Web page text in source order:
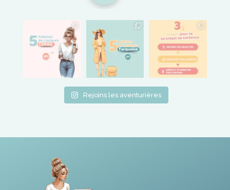
Rejoins les aventurières